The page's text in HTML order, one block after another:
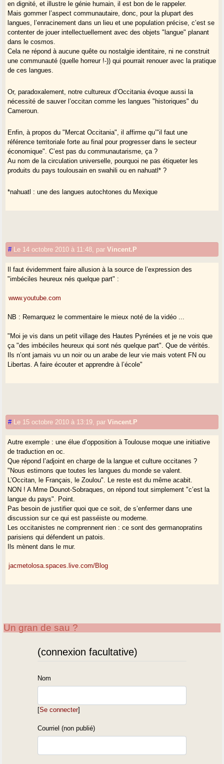
en dignité, et illustre le génie humain, il est bon de le rappeler.
Mais gommer l’aspect communautaire, donc, pour la plupart des
langues, l’enracinement dans un lieu et une population précise, c’est se
contenter de jouer intellectuellement avec des objets "langue" planant
dans le cosmos.
Cela ne répond à aucune quête ou nostalgie identitaire, ni ne construit
une communauté (quelle horreur !-)) qui pourrait renouer avec la pratique
de ces langues.
Or, paradoxalement, notre cultureux d’Occitania évoque aussi la
nécessité de sauver l’occitan comme les langues "historiques" du
Cameroun.
Enfin, à propos du "Mercat Occitania", il affirme qu’"il faut une
référence territoriale forte au final pour progresser dans le secteur
économique". C’est pas du communautarisme, ça ?
Au nom de la circulation universelle, pourquoi ne pas étiqueter les
produits du pays toulousain en swahili ou en nahuatl* ?
*nahuatl : une des langues autochtones du Mexique
# Le 14 octobre 2010 à 11:48 parVincent.P
Il faut évidemment faire allusion à la source de l’expression des
"imbéciles heureux nés quelque part" :
www.youtube.com
NB : Remarquez le commentaire le mieux noté de la vidéo ...
"Moi je vis dans un petit village des Hautes Pyrénées et je ne vois que
ça "des imbéciles heureux qui sont nés quelque part". Que de vérités.
Ils n’ont jamais vu un noir ou un arabe de leur vie mais votent FN ou
Libertas. A faire écouter et apprendre à l’école"
# Le 15 octobre 2010 à 13:19 parVincent.P
Autre exemple : une élue d’opposition à Toulouse moque une initiative
de traduction en oc.
Que répond l’adjoint en charge de la langue et culture occitanes ?
"Nous estimons que toutes les langues du monde se valent.
L’Occitan, le Français, le Zoulou". Le reste est du même acabit.
NON ! A Mme Dounot-Sobraques, on répond tout simplement "c’est la
langue du pays". Point.
Pas besoin de justifier quoi que ce soit, de s’enfermer dans une
discussion sur ce qui est passéiste ou moderne.
Les occitanistes ne comprennent rien : ce sont des germanopratins
parisiens qui défendent un patois.
Ils mènent dans le mur.
jacmetolosa.spaces.live.com/Blog
Un gran de sau ?
(connexion facultative)
Nom
[Se connecter]
Courriel (non publié)